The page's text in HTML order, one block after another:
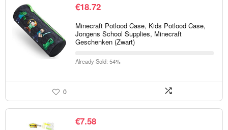
€18.72
Minecraft Potlood Case, Kids Potlood Case,
Jongens School Supplies, Minecraft
Geschenken (Zwart)
Already Sold: 54%
0
€7.58